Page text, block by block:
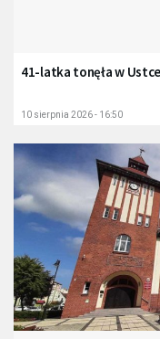
41-latka tonęła w
10 sierpnia 2026 - 16:50